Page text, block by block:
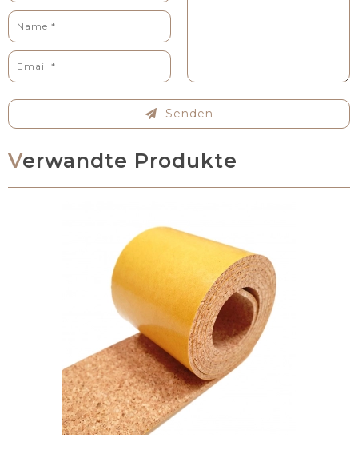
Senden
Verwandte Produkte